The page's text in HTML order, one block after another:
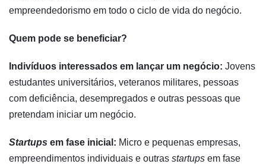
empreendedorismo em todo o ciclo de vida do negócio.
Quem pode se beneficiar?
Indivíduos interessados em lançar um negócio: Jovens
estudantes universitários, veteranos militares, pessoas
com deficiência, desempregados e outras pessoas que
pretendam iniciar um negócio.
Startups em fase inicial: Micro e pequenas empresas,
empreendimentos individuais e outras startups em fase